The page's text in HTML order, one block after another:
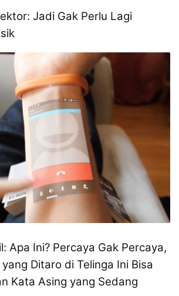
Jadi Gak Perlu Lagi
Apa Ini? Percaya Gak Percaya,
Ditaro di Telinga Ini Bisa
Kata Asing yang Sedang